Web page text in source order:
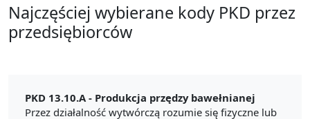
Najczęściej wybierane kody PKD przez
przedsiębiorców
PKD 13.10.A - Produkcja przędzy bawełnianej
Przez działalność wytwórczą rozumie się fizyczne lub